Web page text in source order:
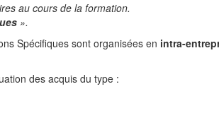
au cours de la formation.
».
Spécifiques sont organisées en intra-
des acquis du type :